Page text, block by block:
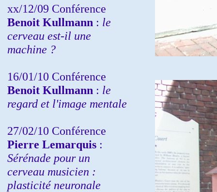
xx/12/09 Conférence
Benoit Kullmann : le
cerveau est-il une
machine ?
16/01/10 Conférence
Benoit Kullmann : le
regard et l'image mentale
27/02/10 Conférence
Pierre Lemarquis :
Sérénade pour un
cerveau musicien :
plasticité neuronale